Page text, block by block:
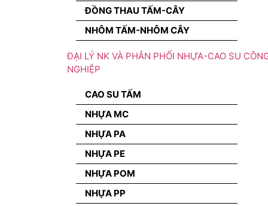
ĐỒNG THAU TẤM-CÂY
NHÔM TẤM-NHÔM CÂY
ĐẠI LÝ NK VÀ PHÂN PHỐI NHỰA-CAO SU
NGHIỆP
CAO SU TẤM
NHỰA MC
NHỰA PA
NHỰA PE
NHỰA POM
NHỰA PP